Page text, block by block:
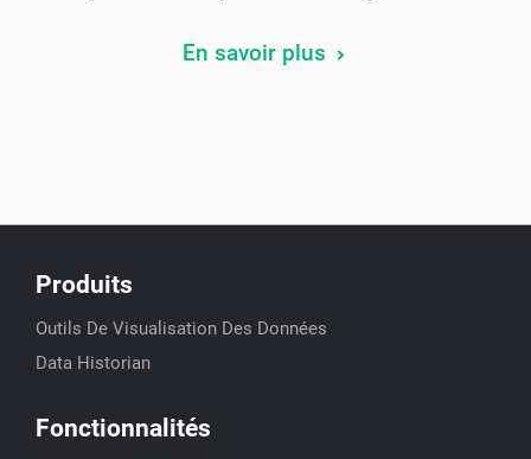
En savoir plus
Produits
Outils De Visualisation Des Données
Data Historian
Fonctionnalités